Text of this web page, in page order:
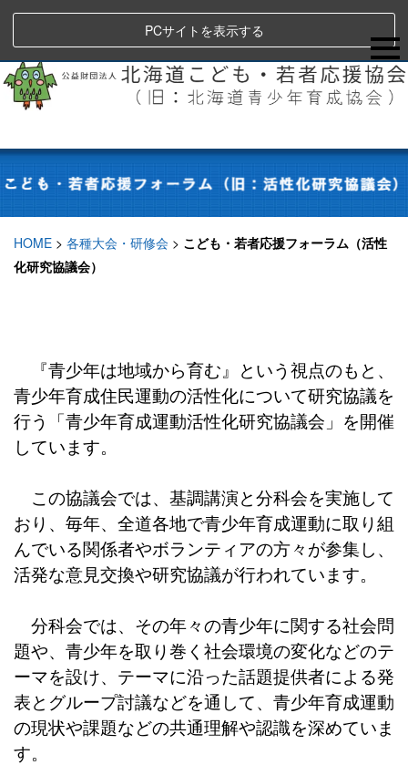
PCサイトを表示する
HOME > 各種大会・研修会 > こども・若者応援フォーラム（活性
化研究協議会）
『青少年は地域から育む』という視点のもと、
青少年育成住民運動の活性化について研究協議を
行う「青少年育成運動活性化研究協議会」を開催
しています。
この協議会では、基調講演と分科会を実施して
おり、毎年、全道各地で青少年育成運動に取り組
んでいる関係者やボランティアの方々が参集し、
活発な意見交換や研究協議が行われています。
分科会では、その年々の青少年に関する社会問
題や、青少年を取り巻く社会環境の変化などのテ
ーマを設け、テーマに沿った話題提供者による発
表とグループ討議などを通して、青少年育成運動
の現状や課題などの共通理解や認識を深めていま
す。